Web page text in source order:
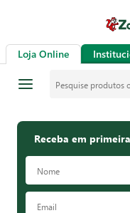
Loja Online
Receba em